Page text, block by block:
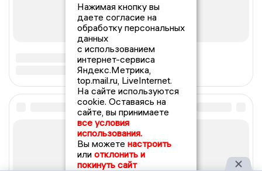
Нажимая кнопку вы
даете согласие на
обработку персональных
данных
с использованием
интернет-сервиса
Яндекс.Метрика,
top.mail.ru, LiveInternet.
На сайте используются
cookie. Оставаясь на
сайте, вы принимаете
все условия
использования.
Вы можете настроить
или отклонить и
покинуть сайт